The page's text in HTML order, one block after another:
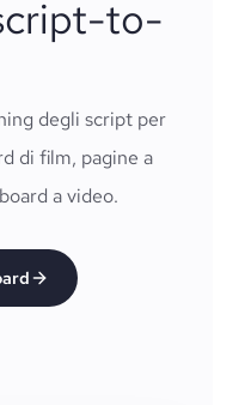
to-
degli script per
di film, pagine a
a video.